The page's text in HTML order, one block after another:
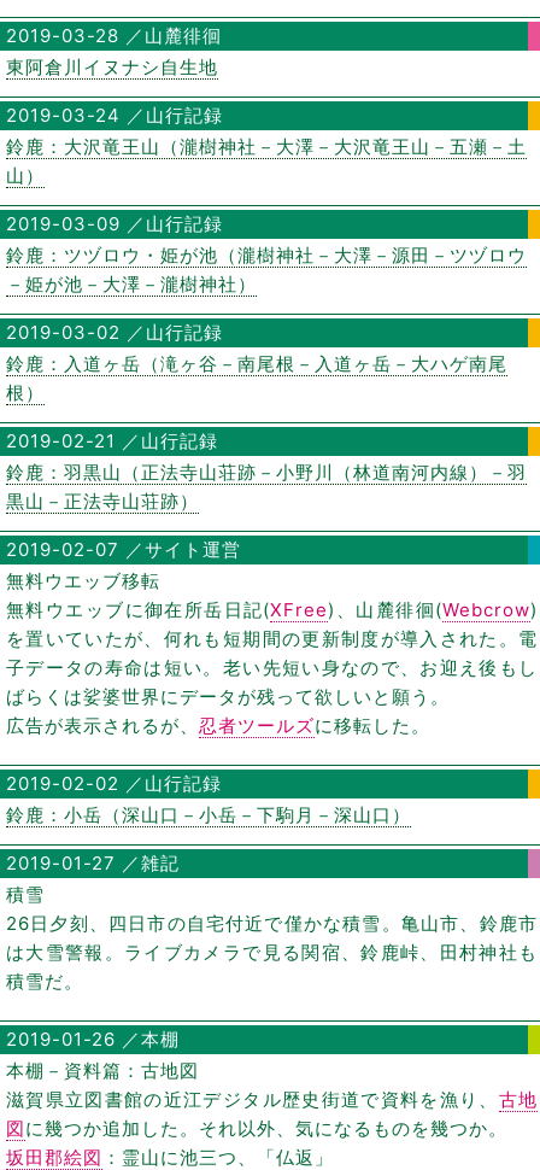
2019-03-28 ／山麓徘徊
東阿倉川イヌナシ自生地
2019-03-24 ／山行記録
鈴鹿：大沢竜王山（瀧樹神社－大澤－大沢竜王山－五瀬－土
山）
2019-03-09 ／山行記録
鈴鹿：ツヅロウ・姫が池（瀧樹神社－大澤－源田－ツヅロウ
－姫が池－大澤－瀧樹神社）
2019-03-02 ／山行記録
鈴鹿：入道ヶ岳（滝ヶ谷－南尾根－入道ヶ岳－大ハゲ南尾
根）
2019-02-21 ／山行記録
鈴鹿：羽黒山（正法寺山荘跡－小野川（林道南河内線）－羽
黒山－正法寺山荘跡）
2019-02-07 ／サイト運営
無料ウエッブ移転
無料ウエッブに御在所岳日記(XFree)、山麓徘徊(Webcrow)
を置いていたが、何れも短期間の更新制度が導入された。電
子データの寿命は短い。老い先短い身なので、お迎え後もし
ばらくは娑婆世界にデータが残って欲しいと願う。
広告が表示されるが、 忍者ツールズに移転した。
2019-02-02 ／山行記録
鈴鹿：小岳（深山口－小岳－下駒月－深山口）
2019-01-27 ／雑記
積雪
26日夕刻、四日市の自宅付近で僅かな積雪。亀山市、鈴鹿市
は大雪警報。ライブカメラで見る関宿、鈴鹿峠、田村神社も
積雪だ。
2019-01-26 ／本棚
本棚－資料篇：古地図
滋賀県立図書館の近江デジタル歴史街道で資料を漁り、 古地
図に幾つか追加した。それ以外、気になるものを幾つか。
坂田郡絵図 ：霊山に池三つ、「仏返」